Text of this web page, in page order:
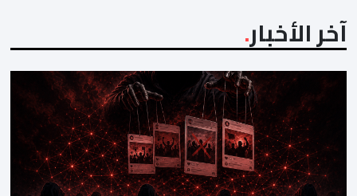
آخر الأخبار